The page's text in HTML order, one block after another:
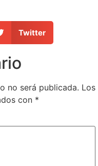
Twitter
no será publicada. Los
con *